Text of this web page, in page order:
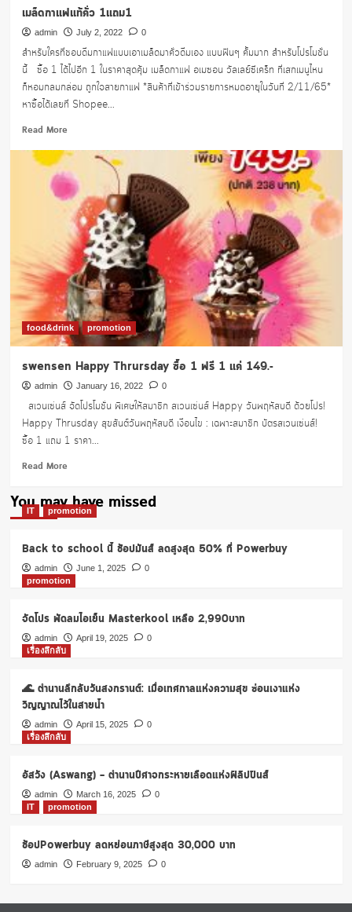
เมล็ดกาแฟแท้คั่ว 1แถม1
admin July 2, 2022 0
สำหรับใครที่ชอบดื่มกาแฟแบบเอาเมล็ดมาคั่วดื่มเอง แบบฟินๆ คั้มมาก สำหรับโปรโมชั่น
นี้ ซื้อ 1 ได้ไปอีก 1 ในราคาสุดคุ้ม เมล็ดกาแฟ อเมซอน วัลเลย์ซีเคร็ท ที่เสกเมนูไหน
ก็หอมกลมกล่อม ถูกใจสายกาแฟ *สินค้าที่เข้าร่วมรายการหมดอายุในวันที่ 2/11/65*
หาซื้อได้เลยที่ Shopee...
Read MoreRead
about
เมล็ด
กาแฟ
แท้
คั่ว
1แถม1
food&drink promotion
swensen Happy Thrursday ซื้อ 1 ฟรี 1 แค่ 149.-
admin January 16, 2022 0
สเวนเซ่นส์ จัดโปรโมชั่น พิเศษให้สมาชิก สเวนเซ่นส์ Happy วันพฤหัสบดี ด้วยโปร!
Happy Thrusday สุขสันต์วันพฤหัสบดี เงื่อนไข : เฉพาะสมาชิก บัตรสเวนเซ่นส์!
ซื้อ 1 แถม 1 ราคา...
Read MoreRead
about
swensen
ซื้อ
1
ฟรี
You may have missed
IT promotion
Back to school นี้ ช้อปมันส์ ลดสูงสุด 50% ที่ Powerbuy
admin June 1, 2025
0
promotion
จัดโปร พัดลมไอเย็น Masterkool เหลือ 2,990บาท
admin April 19, 2025
0
เรื่องลึกลับ
🌊 ตำนานลึกลับวันสงกรานต์: เมื่อเทศกาลแห่งความสุข ซ่อนเงาแห่ง
วิญญาณไว้ในสายน้ำ
admin April 15, 2025
0
เรื่องลึกลับ
อัสวัง (Aswang) – ตำนานปีศาจกระหายเลือดแห่งฟิลิปปินส์
admin March 16, 2025
0
IT
promotion
ช้อปPowerbuy ลดหย่อนภาษีสูงสุด 30,000 บาท
admin February 9, 2025 0